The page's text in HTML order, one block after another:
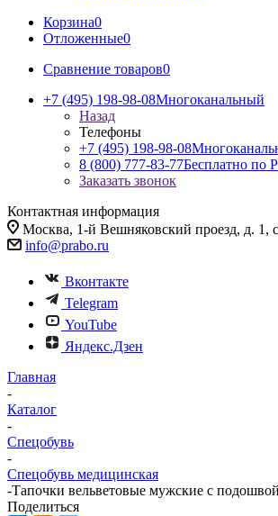
Корзина0
Отложенные0
Сравнение товаров0
+7 (495) 198-98-08Многоканальный
Назад
Телефоны
+7 (495) 198-98-08
8 (800) 777-83-77Бесплатно по
Заказать звонок
Контактная информация
Москва, 1-й Вешняковский проезд, д. 1,
info@prabo.ru
Вконтакте
Telegram
YouTube
Яндекс.Дзен
Главная
-
Каталог
-
Спецобувь
-
Спецобувь медицинская
-Тапочки вельветовые мужские с
Поделиться